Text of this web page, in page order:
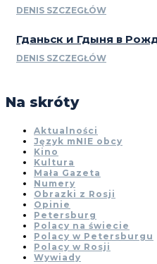
DENIS SZCZEGŁÓW
Гданьск и Гдыня в
DENIS SZCZEGŁÓW
Na skróty
Aktualności
Język mNIE obcy
Kino
Kultura
Mała Gazeta
Numery
Obrazki z Rosji
Opinie
Petersburg
Polacy na świecie
Polacy w Petersburgu
Polacy w Rosji
Wywiady